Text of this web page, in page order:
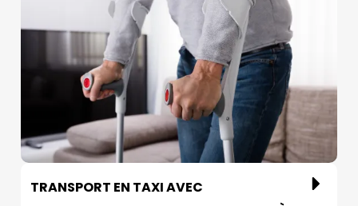
TRANSPORT EN TAXI AVEC